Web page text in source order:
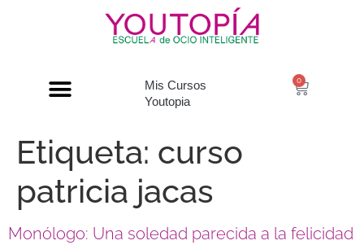
Mis Cursos
Youtopia
0
Etiqueta: curso
patricia jacas
Monólogo: Una soledad parecida a la felicidad